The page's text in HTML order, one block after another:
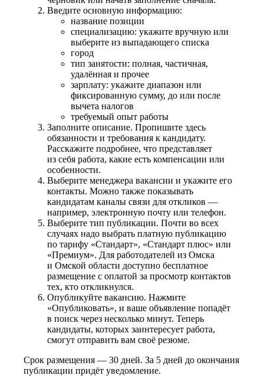
Введите основную информацию:
название позиции
специализацию: укажите вручную или
выберите из выпадающего списка
город
тип занятости: полная, частичная,
удалённая и прочее
зарплату: укажите диапазон или
фиксированную сумму, до или после
вычета налогов
требуемый опыт работы
Заполните описание. Пропишите здесь
обязанности и требования к кандидату.
Расскажите подробнее, что представляет
из себя работа, какие есть компенсации или
особенности.
Выберите менеджера вакансии и укажите его
контакты. Можно также показывать
кандидатам каналы связи для откликов —
например, электронную почту или телефон.
Выберите тип публикации. Почти во всех
случаях надо выбрать платную публикацию
по тарифу «Стандарт», «Стандарт плюс» или
«Премиум». Для работодателей из Омска
и Омской области доступно бесплатное
размещение с оплатой за просмотр контактов
тех, кто откликнулся.
Опубликуйте вакансию. Нажмите
«Опубликовать», и ваше объявление попадёт
в поиск через несколько минут. Теперь
кандидаты, которых заинтересует работа,
смогут отправить вам своё резюме.
Срок размещения — 30 дней. За 5 дней до окончания
публикации придёт уведомление.